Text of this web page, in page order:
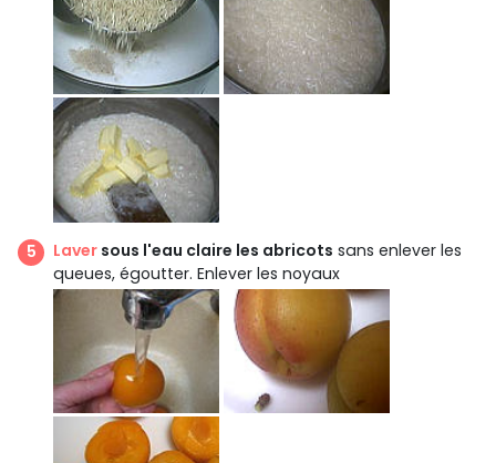
Laver sous l'eau claire les abricots sans enlever les
queues, égoutter. Enlever les noyaux